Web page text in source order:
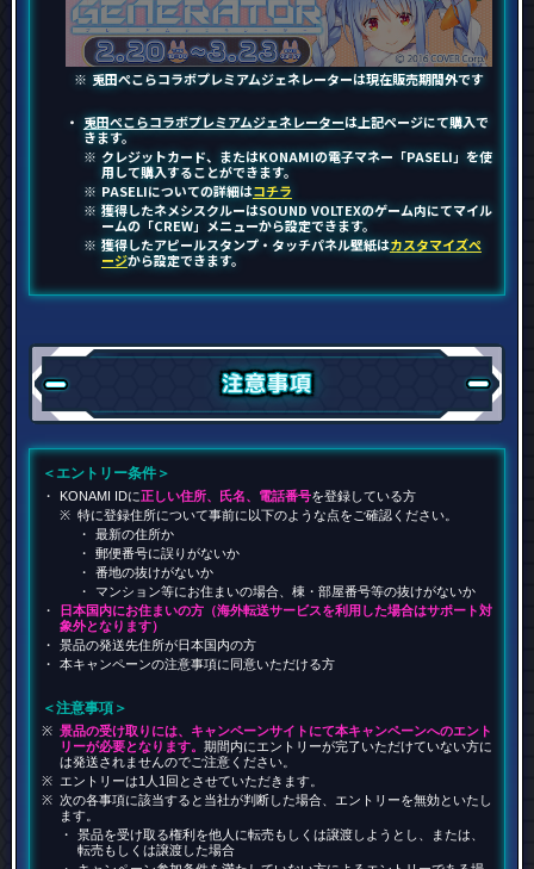
兎田ぺこらコラボプレミアムジェネレーターは現在販売期間外です
兎田ぺこらコラボプレミアムジェネレーターは上記ページにて購入で
きます。
クレジットカード、またはKONAMIの電子マネー「PASELI」を使
用して購入することができます。
PASELIについての詳細はコチラ
獲得したネメシスクルーはSOUND VOLTEXのゲーム内にてマイル
ームの「CREW」メニューから設定できます。
獲得したアピールスタンプ・タッチパネル壁紙はカスタマイズペ
ージから設定できます。
注意事項
＜エントリー条件＞
KONAMI IDに正しい住所、氏名、電話番号を登録している方
特に登録住所について事前に以下のような点をご確認ください。
最新の住所か
郵便番号に誤りがないか
番地の抜けがないか
マンション等にお住まいの場合、棟・部屋番号等の抜けがないか
日本国内にお住まいの方（海外転送サービスを利用した場合はサポート対
象外となります）
景品の発送先住所が日本国内の方
本キャンペーンの注意事項に同意いただける方
＜注意事項＞
景品の受け取りには、キャンペーンサイトにて本キャンペーンへのエント
リーが必要となります。 期間内にエントリーが完了いただけていない方に
は発送されませんのでご注意ください。
エントリーは1人1回とさせていただきます。
次の各事項に該当すると当社が判断した場合、エントリーを無効といたし
ます。
景品を受け取る権利を他人に転売もしくは譲渡しようとし、または、
転売もしくは譲渡した場合